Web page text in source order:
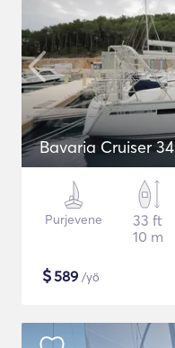
Bavaria Cruiser 34
Purjevene
33 ft
10 m
$589 /yö